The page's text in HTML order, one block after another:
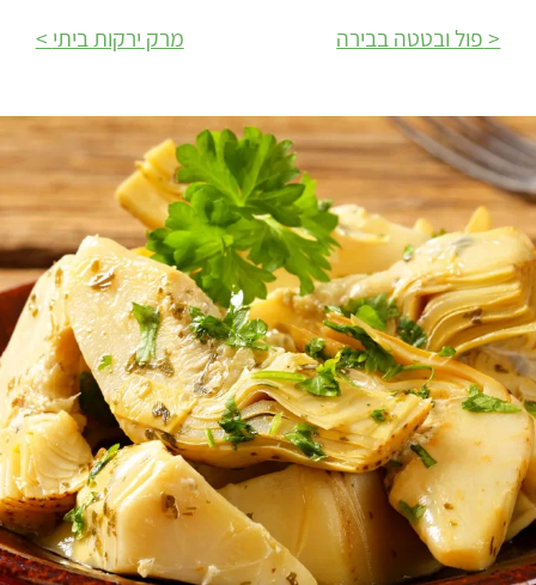
פול ובטטה בבירה
מרק ירקות ביתי